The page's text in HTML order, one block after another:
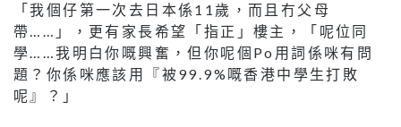
「我個仔第一次去日本係11歲，而且冇父母
帶……」，更有家長希望「指正」樓主，「呢位同
學……我明白你嘅興奮，但你呢個Po用詞係咪有問
題？你係咪應該用『被99.9%嘅香港中學生打敗
呢』？」